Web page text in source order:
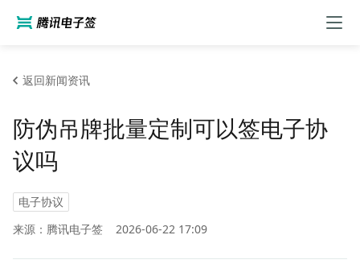
返回新闻资讯
防伪吊牌批量定制可以签电子协
议吗
电子协议
来源：腾讯电子签
2026-06-22 17:09